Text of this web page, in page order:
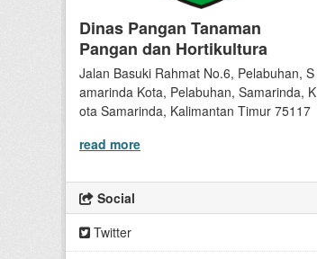
Dinas Pangan Tanaman
Pangan dan Hortikultura
Jalan Basuki Rahmat No.6, Pelabuhan, S
amarinda Kota, Pelabuhan, Samarinda, K
ota Samarinda, Kalimantan Timur 75117
read more
Social
Twitter